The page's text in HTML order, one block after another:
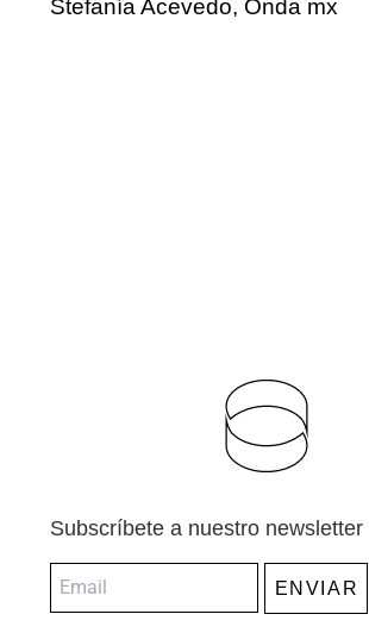
Stefanía Acevedo, Onda mx
Subscríbete a nuestro newsletter
ENVIAR